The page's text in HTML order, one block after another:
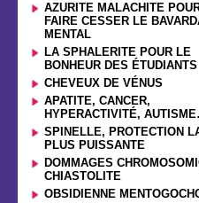
AZURITE MALACHITE
FAIRE CESSER LE
MENTAL
LA SPHALERITE POUR LE
BONHEUR DES ÉTUDIANTS
CHEVEUX DE VÉNUS
APATITE, CANCER,
HYPERACTIVITÉ,
SPINELLE, PROTECTION
PLUS PUISSANTE
DOMMAGES
CHIASTOLITE
OBSIDIENNE